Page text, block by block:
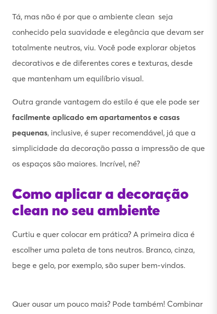
Tá, mas não é por que o ambiente clean seja
conhecido pela suavidade e elegância que devam ser
totalmente neutros, viu. Você pode explorar objetos
decorativos e de diferentes cores e texturas, desde
que mantenham um equilíbrio visual.
Outra grande vantagem do estilo é que ele pode ser
facilmente aplicado em apartamentos e casas
pequenas, inclusive, é super recomendável, já que a
simplicidade da decoração passa a impressão de que
os espaços são maiores. Incrível, né?
Como aplicar a decoração
clean no seu ambiente
Curtiu e quer colocar em prática? A primeira dica é
escolher uma paleta de tons neutros. Branco, cinza,
bege e gelo, por exemplo, são super bem-vindos.
Quer ousar um pouco mais? Pode também! Combinar